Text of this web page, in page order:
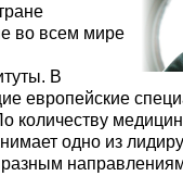
во всем мире
В
европейские
количеству
одно из